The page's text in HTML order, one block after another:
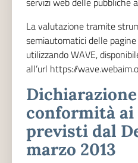
La valutazione tramite
semiautomatici delle
utilizzandoWAVE,
all’url https://
conformità ai
previsti dal
marzo 2013